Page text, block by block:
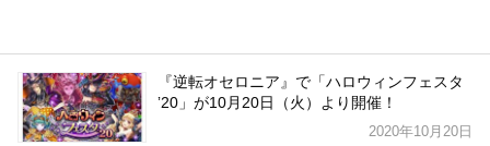
『逆転オセロニア』で「ハロウィンフェスタ
ʼ20」が10月20日（火）より開催！
2020年10月20日